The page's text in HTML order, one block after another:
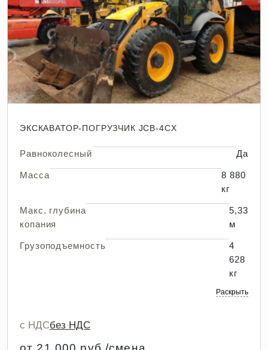
ЭКСКАВАТОР-ПОГРУЗЧИК JCB-4CX
Равноколесный Да
Масса
8 880
кг
Макс. глубина
копания
5,33
м
Грузоподъемность
4
628
кг
Раскрыть
с НДСбез НДС